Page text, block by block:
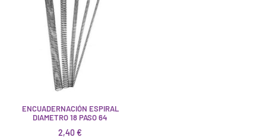
ENCUADERNACIÓN ESPIRAL
DIAMETRO 18 PASO 64
2,40€